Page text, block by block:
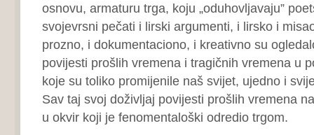
osnovu, armaturu trga, koju „oduhovljavaju”
svojevrsni pečati i lirski argumenti, i lirsko i
prozno, i dokumentaciono, i kreativno su
povijesti prošlih vremena i tragičnih vremena u
koje su toliko promijenile naš svijet, ujedno i
Sav taj svoj doživljaj povijesti prošlih vremena
u okvir koji je fenomentaloški odredio trgom.